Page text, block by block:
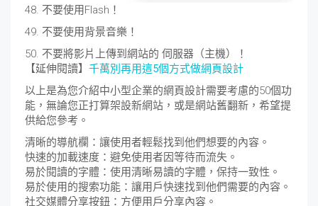
48. 不要使用Flash！
49. 不要使用背景音樂！
50. 不要將影片上傳到網站的 伺服器（主機）！
【延伸閱讀】 千萬別再用這5個方式做網頁設計
以上是為您介紹中小型企業的網頁設計需要考慮的50個功
能，無論您正打算架設新網站，或是網站舊翻新，希望提
供給您參考。
清晰的導航欄：讓使用者輕鬆找到他們想要的內容。
快速的加載速度：避免使用者因等待而流失。
易於閱讀的字體：使用清晰易讀的字體，保持一致性。
易於使用的搜索功能：讓用戶快速找到他們需要的內容。
社交媒體分享按鈕：方便用戶分享內容。